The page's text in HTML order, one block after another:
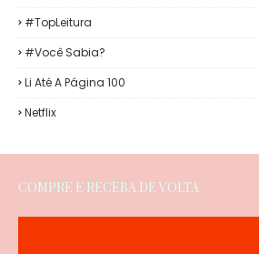
#TopLeitura
#Você Sabia?
Li Até A Página 100
Netflix
COMPRE E RECEBA DE VOLTA